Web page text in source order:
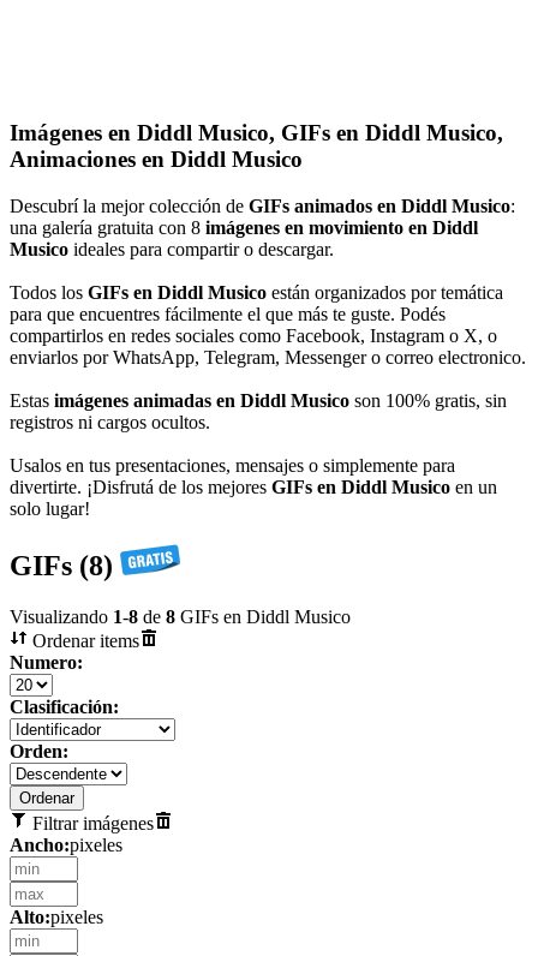
Imágenes en Diddl Musico, GIFs en Diddl Musico,
Animaciones en Diddl Musico
Descubrí la mejor colección de GIFs animados en Diddl Musico:
una galería gratuita con 8 imágenes en movimiento en Diddl
Musico ideales para compartir o descargar.
Todos los GIFs en Diddl Musico están organizados por temática
para que encuentres fácilmente el que más te guste. Podés
compartirlos en redes sociales como Facebook, Instagram o X, o
enviarlos por WhatsApp, Telegram, Messenger o correo electronico.
Estas imágenes animadas en Diddl Musico son 100% gratis, sin
registros ni cargos ocultos.
Usalos en tus presentaciones, mensajes o simplemente para
divertirte. ¡Disfrutá de los mejores GIFs en Diddl Musico en un
solo lugar!
GIFs (8)
Visualizando 1-8 de 8 GIFs en Diddl Musico
Ordenar items
Numero:
Clasificación:
Orden:
Filtrar imágenes
Ancho:pixeles
Alto:pixeles